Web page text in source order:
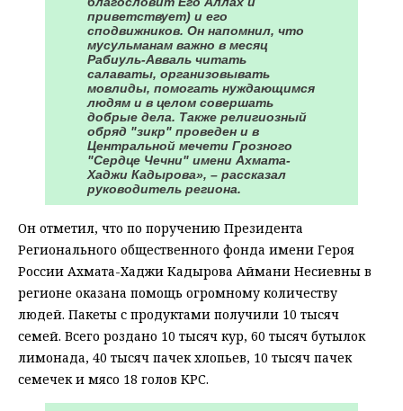
приветствует) и его
сподвижников. Он напомнил, что
мусульманам важно в месяц
Рабиуль-Авваль читать
салаваты, организовывать
мовлиды, помогать нуждающимся
людям и в целом совершать
добрые дела. Также религиозный
обряд "зикр" проведен и в
Центральной мечети Грозного
"Сердце Чечни" имени Ахмата-
Хаджи Кадырова», – рассказал
руководитель региона.
Он отметил, что по поручению Президента
Регионального общественного фонда имени Героя
России Ахмата-Хаджи Кадырова Аймани Несиевны в
регионе оказана помощь огромному количеству
людей. Пакеты с продуктами получили 10 тысяч
семей. Всего роздано 10 тысяч кур, 60 тысяч бутылок
лимонада, 40 тысяч пачек хлопьев, 10 тысяч пачек
семечек и мясо 18 голов КРС.